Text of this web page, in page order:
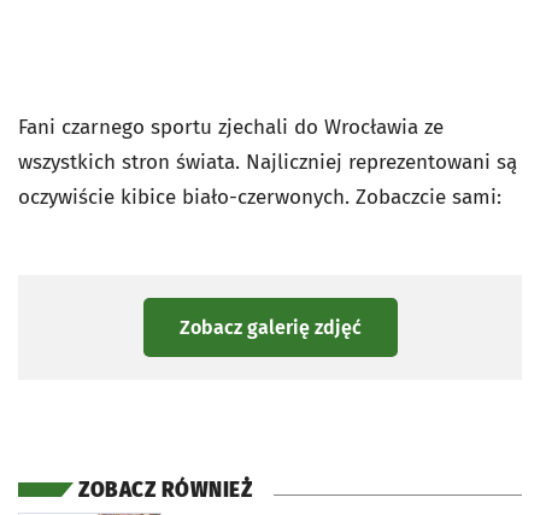
Fani czarnego sportu zjechali do Wrocławia ze
wszystkich stron świata. Najliczniej reprezentowani są
oczywiście kibice biało-czerwonych. Zobaczcie sami:
Zobacz galerię zdjęć
ZOBACZ RÓWNIEŻ